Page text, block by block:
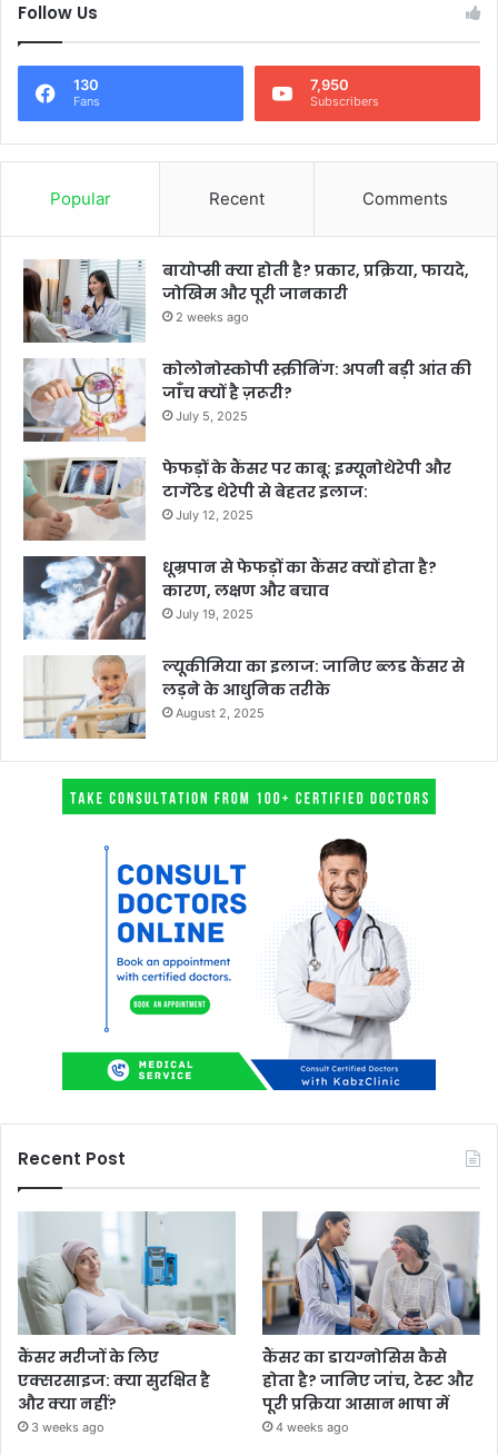
Follow Us
130
Fans
7,950
Subscribers
Popular Recent Comments
बायोप्सी क्या होती है? प्रकार, प्रक्रिया, फायदे,
जोखिम और पूरी जानकारी
2 weeks ago
कोलोनोस्कोपी स्क्रीनिंग: अपनी बड़ी आंत की
जाँच क्यों है ज़रूरी?
July 5, 2025
फेफड़ों के कैंसर पर काबू: इम्यूनोथेरेपी और
टार्गेटेड थेरेपी से बेहतर इलाज:
July 12, 2025
धूम्रपान से फेफड़ों का कैंसर क्यों होता है?
कारण, लक्षण और बचाव
July 19, 2025
ल्यूकीमिया का इलाज: जानिए ब्लड कैंसर से
लड़ने के आधुनिक तरीके
August 2, 2025
Recent Post
कैंसर मरीजों के लिए
एक्सरसाइज: क्या सुरक्षित है
और क्या नहीं?
3 weeks ago
कैंसर का डायग्नोसिस कैसे
होता है? जानिए जांच, टेस्ट और
पूरी प्रक्रिया आसान भाषा में
4 weeks ago